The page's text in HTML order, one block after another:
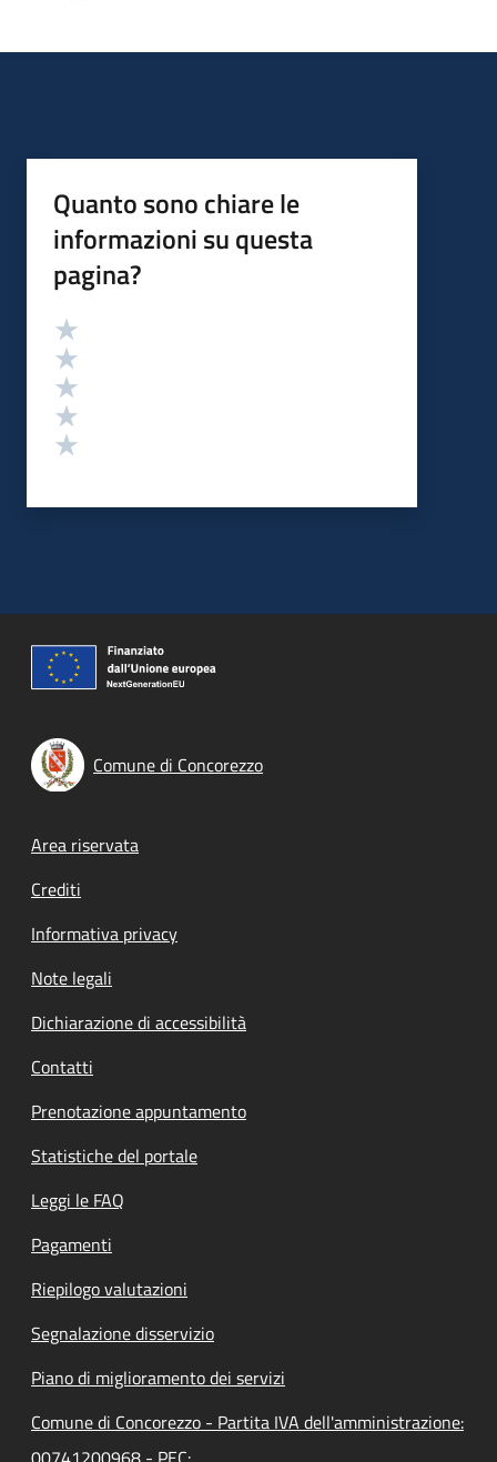
Quanto sono chiare le
informazioni su questa
pagina?
Valutazione
Comune di Concorezzo
Footer menu
Area riservata
Crediti
Informativa privacy
Note legali
Dichiarazione di accessibilità
Contatti
Prenotazione appuntamento
Statistiche del portale
Leggi le FAQ
Pagamenti
Riepilogo valutazioni
Segnalazione disservizio
Piano di miglioramento dei servizi
Comune di Concorezzo - Partita IVA dell'amministrazione: